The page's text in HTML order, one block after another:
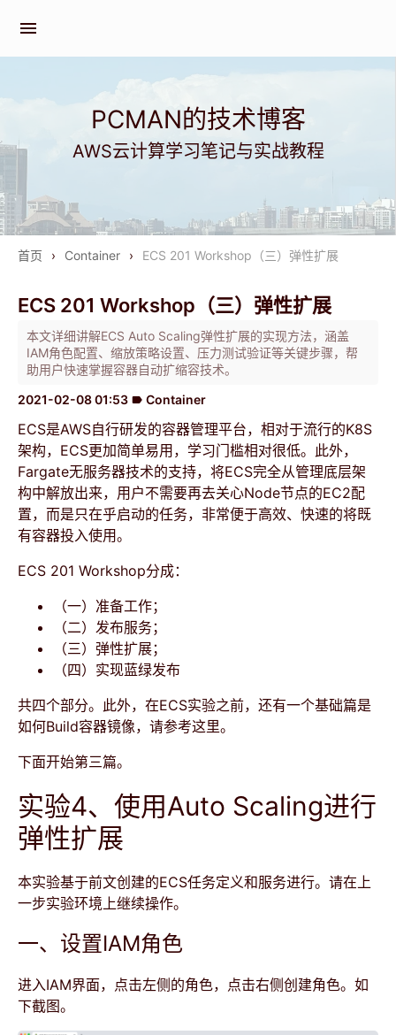
menu
PCMAN的技术博客
AWS云计算学习笔记与实战教程
首页 › Container › ECS 201 Workshop（三）弹性扩展
ECS 201 Workshop（三）弹性扩展
本文详细讲解ECS Auto Scaling弹性扩展的实现方法，涵盖
IAM角色配置、缩放策略设置、压力测试验证等关键步骤，帮
助用户快速掌握容器自动扩缩容技术。
2021-02-08 01:53 label Container
ECS是AWS自行研发的容器管理平台，相对于流行的K8S
架构，ECS更加简单易用，学习门槛相对很低。此外，
Fargate无服务器技术的支持，将ECS完全从管理底层架
构中解放出来，用户不需要再去关心Node节点的EC2配
置，而是只在乎启动的任务，非常便于高效、快速的将既
有容器投入使用。
ECS 201 Workshop分成：
（一）准备工作；
（二）发布服务；
（三）弹性扩展；
（四）实现蓝绿发布
共四个部分。此外，在ECS实验之前，还有一个基础篇是
如何Build容器镜像，请参考这里。
下面开始第三篇。
实验4、使用Auto Scaling进行
弹性扩展
本实验基于前文创建的ECS任务定义和服务进行。请在上
一步实验环境上继续操作。
一、设置IAM角色
进入IAM界面，点击左侧的角色，点击右侧创建角色。如
下截图。